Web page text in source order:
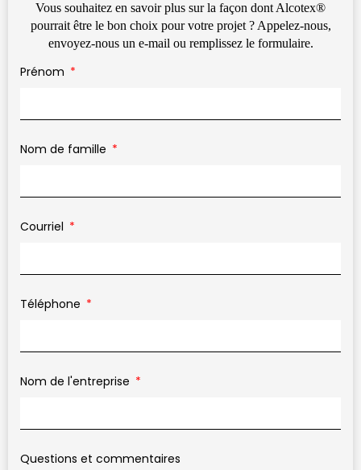
Vous souhaitez en savoir plus sur la façon dont Alcotex®
pourrait être le bon choix pour votre projet ? Appelez-nous,
envoyez-nous un e-mail ou remplissez le formulaire.
Prénom
Nom de famille
Courriel
Téléphone
Nom de l'entreprise
Questions et commentaires